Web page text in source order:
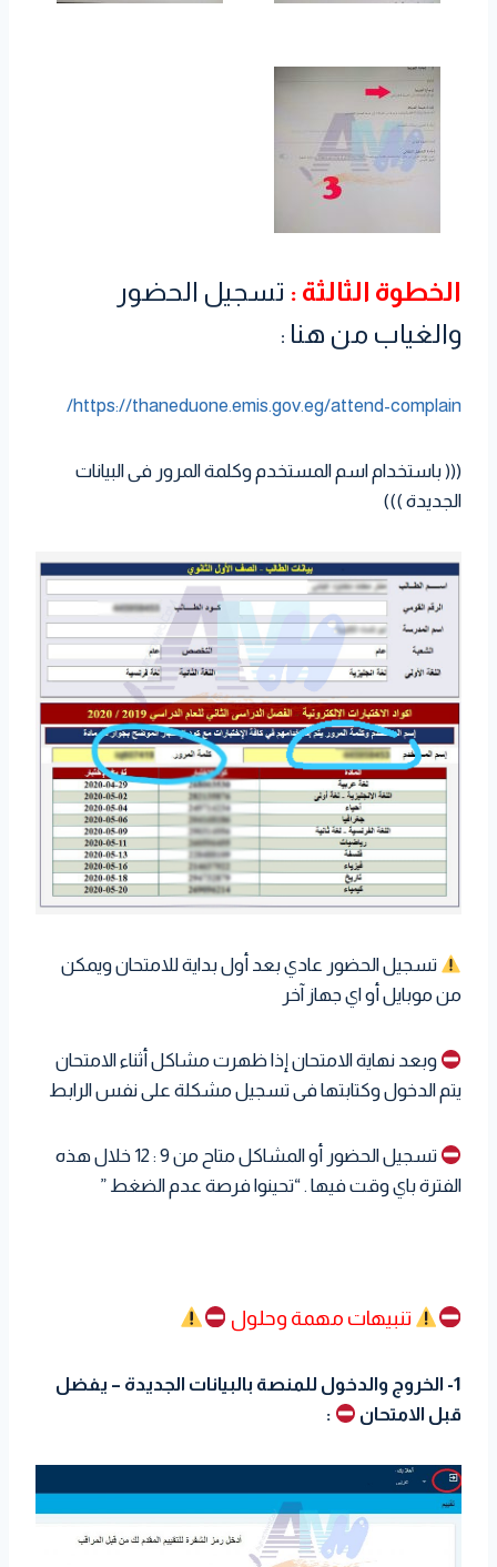
الخطوة الثالثة : تسجيل الحضور
والغياب من هنا :
https://thaneduone.emis.gov.eg/attend-complain/
((( باستخدام اسم المستخدم وكلمة المرور فى البيانات
الجديدة )))
تسجيل الحضور عادي بعد أول بداية للامتحان ويمكن
من موبايل أو اي جهاز آخر
وبعد نهاية الامتحان إذا ظهرت مشاكل أثناء الامتحان
يتم الدخول وكتابتها فى تسجيل مشكلة على نفس الرابط
تسجيل الحضور أو المشاكل متاح من 9 : 12 خلال هذه
الفترة باي وقت فيها . “تحينوا فرصة عدم الضغط ”
تنبيهات مهمة وحلول
1- الخروج والدخول للمنصة بالبيانات الجديدة – يفضل
قبل الامتحان
: